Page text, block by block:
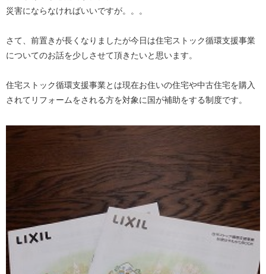
災害にならなければいいですが。。。
さて、前置きが長くなりましたが今日は住宅ストック循環支援事業
についてのお話を少しさせて頂きたいと思います。
住宅ストック循環支援事業とは現在お住いの住宅や中古住宅を購入
されてリフォームをされる方を対象に国が補助をする制度です。